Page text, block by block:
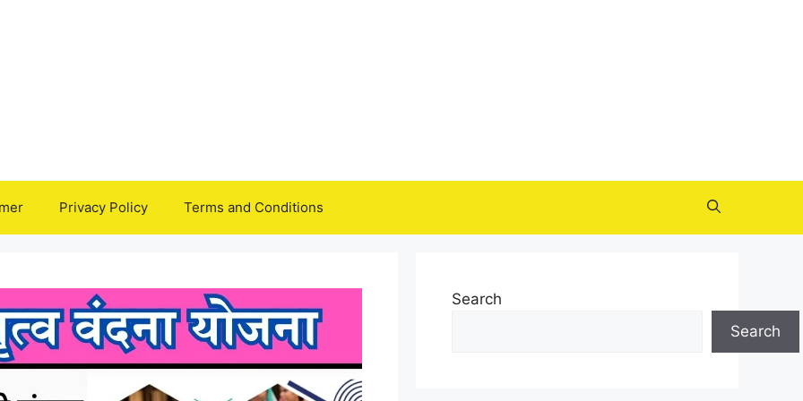
Privacy Policy Terms and Conditions
Search
Search